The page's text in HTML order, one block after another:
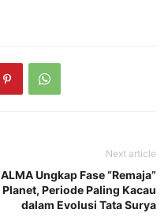
Next article
ALMA Ungkap Fase “Remaja”
Planet, Periode Paling Kacau
dalam Evolusi Tata Surya